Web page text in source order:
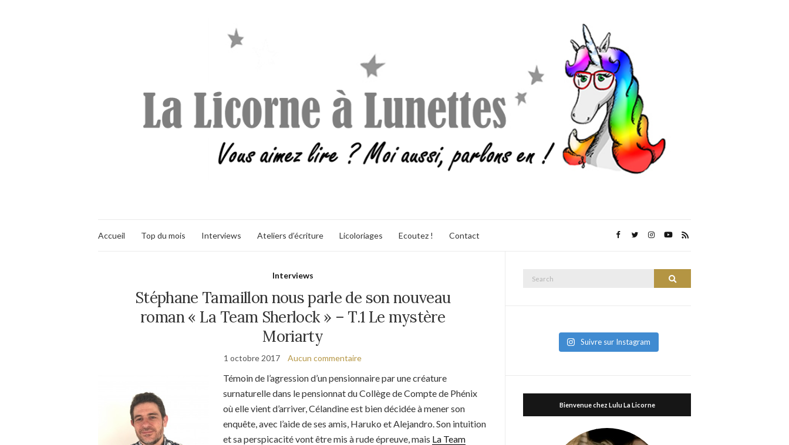
Accueil Top du mois Interviews Ateliers d’écriture Licoloriages Ecoutez ! Contact
Interviews
Stéphane Tamaillon nous parle de son nouveau
roman « La Team Sherlock » – T.1 Le mystère
Moriarty
1 octobre 2017 Aucun commentaire
Témoin de l’agression d’un pensionnaire par une créature
surnaturelle dans le pensionnat du Collège de Compte de Phénix
où elle vient d’arriver, Célandine est bien décidée à mener son
enquête, avec l’aide de ses amis, Haruko et Alejandro. Son intuition
et sa perspicacité vont être mis à rude épreuve, mais La Team
Search
Suivre sur Instagram
Bienvenue chez Lulu La Licorne